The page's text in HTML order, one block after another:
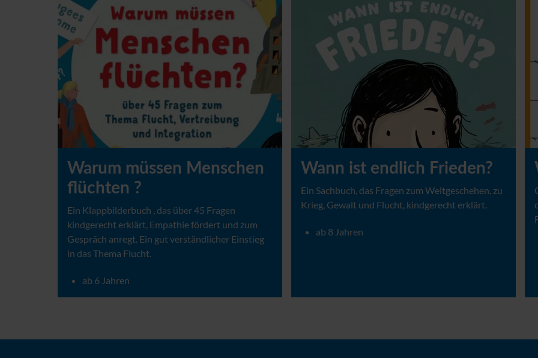
Warum müssen Menschen
flüchten ?
Ein Klappbilderbuch , das über 45 Fragen
kindgerecht erklärt, Empathie fördert und zum
Gespräch anregt. Ein gut verständlicher Einstieg
in das Thema Flucht.
ab 6 Jahren
Wann ist endlich Frieden?
Ein Sachbuch, das Fragen zum Weltgeschehen, zu
Krieg, Gewalt und Flucht, kindgerecht erklärt.
ab 8 Jahren